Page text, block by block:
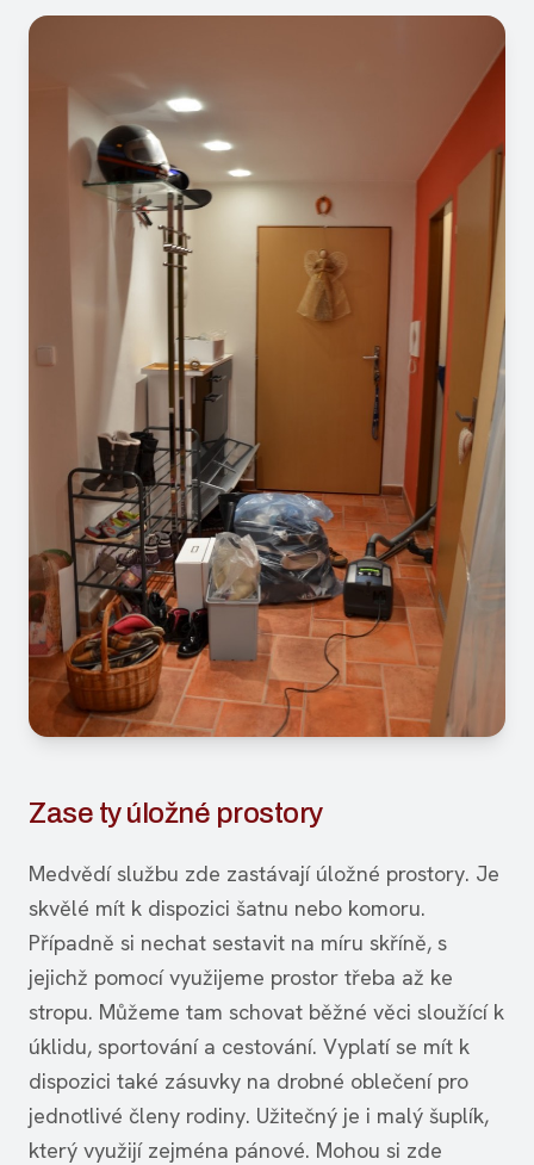
Zase ty úložné prostory
Medvědí službu zde zastávají úložné prostory. Je
skvělé mít k dispozici šatnu nebo komoru.
Případně si nechat sestavit na míru skříně, s
jejichž pomocí využijeme prostor třeba až ke
stropu. Můžeme tam schovat běžné věci sloužící k
úklidu, sportování a cestování. Vyplatí se mít k
dispozici také zásuvky na drobné oblečení pro
jednotlivé členy rodiny. Užitečný je i malý šuplík,
který využijí zejména pánové. Mohou si zde